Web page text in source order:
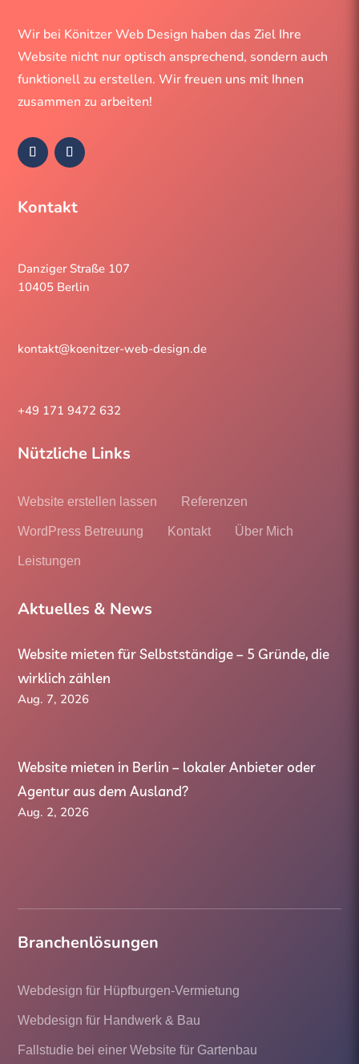
Wir bei Könitzer Web Design haben das Ziel Ihre
Website nicht nur optisch ansprechend, sondern auch
funktionell zu erstellen. Wir freuen uns mit Ihnen
zusammen zu arbeiten!
Kontakt
Danziger Straße 107
10405 Berlin
kontakt@koenitzer-web-design.de
+49 171 9472 632
Nützliche Links
Website erstellen lassen Referenzen
WordPress Betreuung Kontakt Über Mich
Leistungen
Aktuelles & News
Website mieten für Selbstständige – 5 Gründe, die
wirklich zählen
Aug. 7, 2026
Website mieten in Berlin – lokaler Anbieter oder
Agentur aus dem Ausland?
Aug. 2, 2026
Branchenlösungen
Webdesign für Hüpfburgen-Vermietung
Webdesign für Handwerk & Bau
Fallstudie bei einer Website für Gartenbau